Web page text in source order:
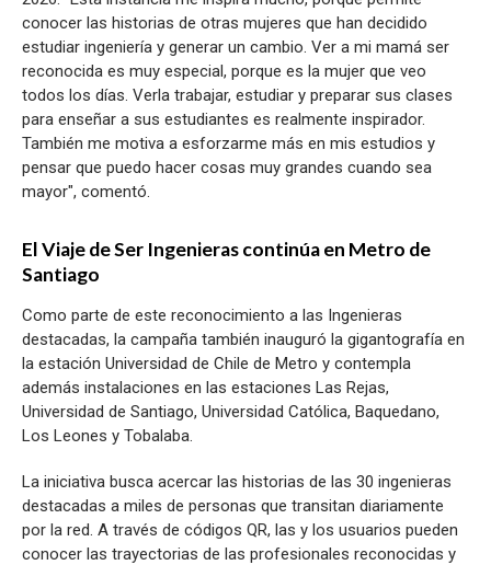
conocer las historias de otras mujeres que han decidido
estudiar ingeniería y generar un cambio. Ver a mi mamá ser
reconocida es muy especial, porque es la mujer que veo
todos los días. Verla trabajar, estudiar y preparar sus clases
para enseñar a sus estudiantes es realmente inspirador.
También me motiva a esforzarme más en mis estudios y
pensar que puedo hacer cosas muy grandes cuando sea
mayor", comentó.
El Viaje de Ser Ingenieras continúa en Metro de
Santiago
Como parte de este reconocimiento a las Ingenieras
destacadas, la campaña también inauguró la gigantografía en
la estación Universidad de Chile de Metro y contempla
además instalaciones en las estaciones Las Rejas,
Universidad de Santiago, Universidad Católica, Baquedano,
Los Leones y Tobalaba.
La iniciativa busca acercar las historias de las 30 ingenieras
destacadas a miles de personas que transitan diariamente
por la red. A través de códigos QR, las y los usuarios pueden
conocer las trayectorias de las profesionales reconocidas y